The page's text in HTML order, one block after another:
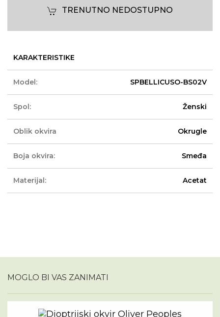
TRENUTNO NEDOSTUPNO
KARAKTERISTIKE
Model: SPBELLICUSO-BS02V
Spol: Ženski
Oblik okvira Okrugle
Boja okvira: Smeđa
Materijal: Acetat
MOGLO BI VAS ZANIMATI